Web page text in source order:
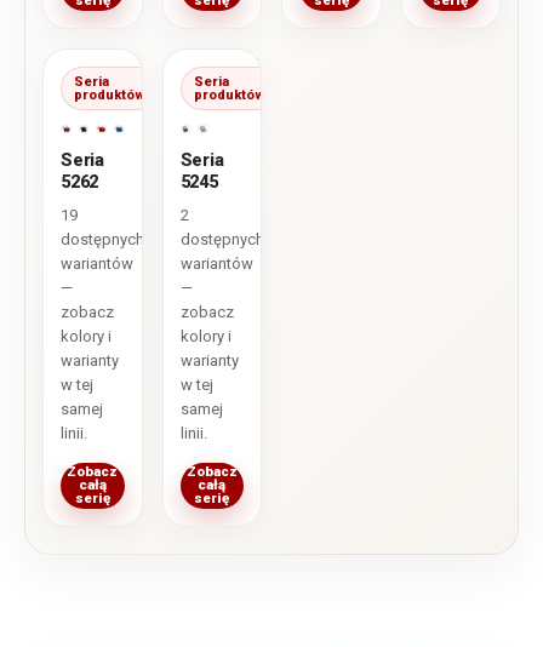
Seria
produktów
Seria
5262
19
dostępnych
wariantów
—
zobacz
kolory i
warianty
w tej
samej
linii.
Zobacz
całą
serię
Seria
produktów
Seria
5245
2
dostępnych
wariantów
—
zobacz
kolory i
warianty
w tej
samej
linii.
Zobacz
całą
serię